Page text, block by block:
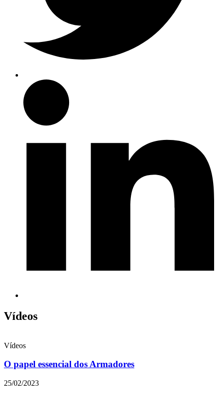
Vídeos
Vídeos
O papel essencial dos Armadores
25/02/2023